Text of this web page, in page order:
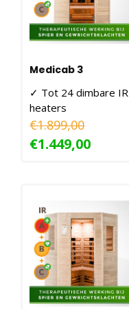
Medicab 3
✓ Tot 24 dimbare IR
heaters
✓ 130X110X190CM -
2100W
€1.899,00
€1.449,00